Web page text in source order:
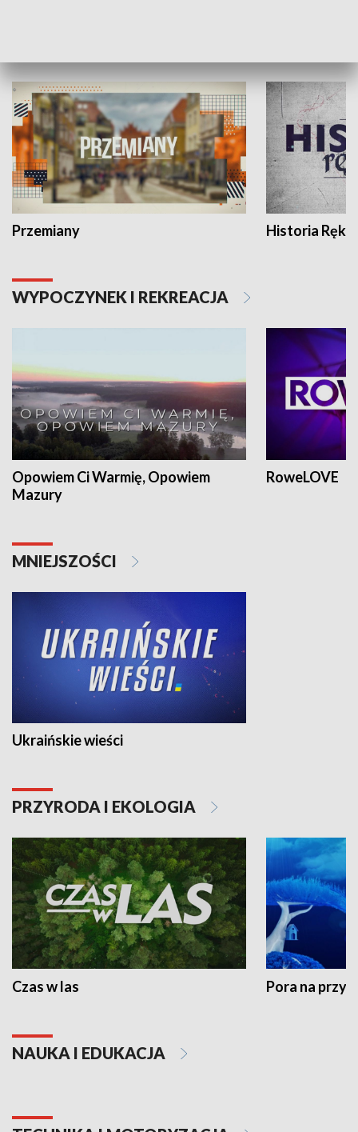
Przemiany Historia Ręką
WYPOCZYNEK I REKREACJA
Opowiem Ci Warmię, Opowiem
Mazury
RoweLOVE
MNIEJSZOŚCI
Ukraińskie wieści
PRZYRODA I EKOLOGIA
Czas w las Pora na
NAUKA I EDUKACJA